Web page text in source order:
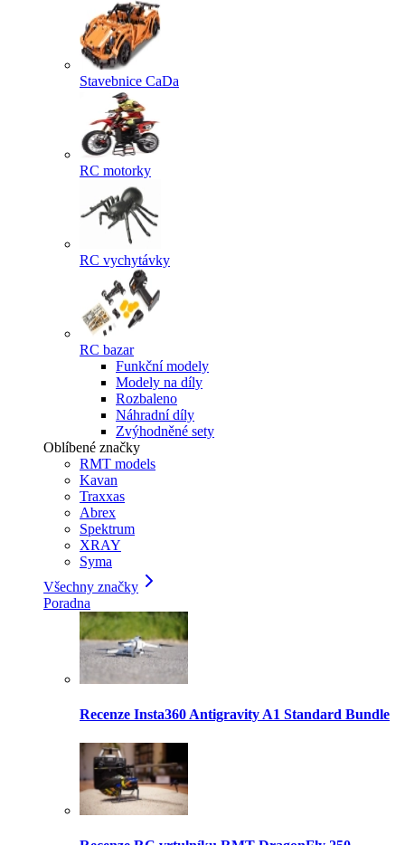
Stavebnice CaDa
RC motorky
RC vychytávky
RC bazar
Funkční modely
Modely na díly
Rozbaleno
Náhradní díly
Zvýhodněné sety
Oblíbené značky
RMT models
Kavan
Traxxas
Abrex
Spektrum
XRAY
Syma
Všechny značky
Poradna
Recenze Insta360 Antigravity A1 Standard Bundle